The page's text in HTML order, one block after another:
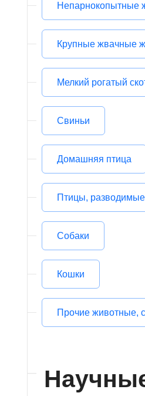
Непарнокопытные
Крупные жвачные
Мелкий рогатый
Свиньи
Домашняя птица
Птицы,
Собаки
Кошки
Прочие животные,